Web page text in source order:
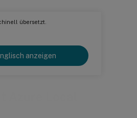
übersetzt.
anzeigen